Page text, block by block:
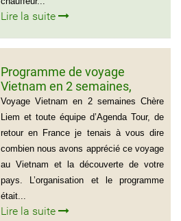
Lire la suite
Programme de voyage
Vietnam en 2 semaines,
Famille Jean Pierre Massias
Voyage Vietnam en 2 semaines Chère
Liem et toute équipe d’Agenda Tour, de
retour en France je tenais à vous dire
combien nous avons apprécié ce voyage
au Vietnam et la découverte de votre
pays. L’organisation et le programme
était...
Lire la suite